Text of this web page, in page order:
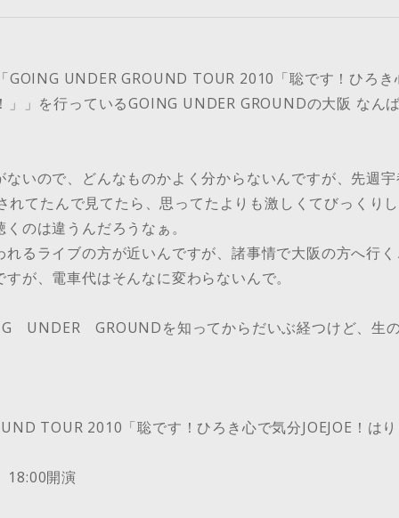
GOING UNDER GROUND TOUR 2010「聡です！ひろき
」」を行っているGOING UNDER GROUNDの大阪 なん
いので、どんなものかよく分からないんですが、先週
てたんで見てたら、思ってたよりも激しくてびっくりし
のは違うんだろうなぁ。
れるライブの方が近いんですが、諸事情で大阪の方へ行
が、電車代はそんなに変わらないんで。
UNDER GROUNDを知ってからだいぶ経つけど、生
TOUR 2010「聡です！ひろき心で気分JOEJOE！は
18:00開演